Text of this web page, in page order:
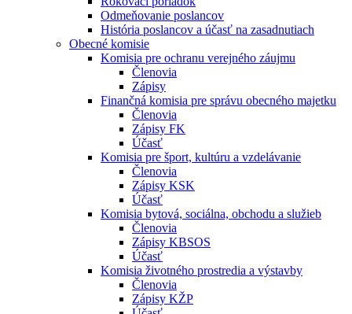
Odmeňovanie poslancov
História poslancov a účasť na zasadnutiach
Obecné komisie
Komisia pre ochranu verejného záujmu
Členovia
Zápisy
Finančná komisia pre správu obecného majetku
Členovia
Zápisy FK
Účasť
Komisia pre šport, kultúru a vzdelávanie
Členovia
Zápisy KSK
Účasť
Komisia bytová, sociálna, obchodu a služieb
Členovia
Zápisy KBSOS
Účasť
Komisia životného prostredia a výstavby
Členovia
Zápisy KŽP